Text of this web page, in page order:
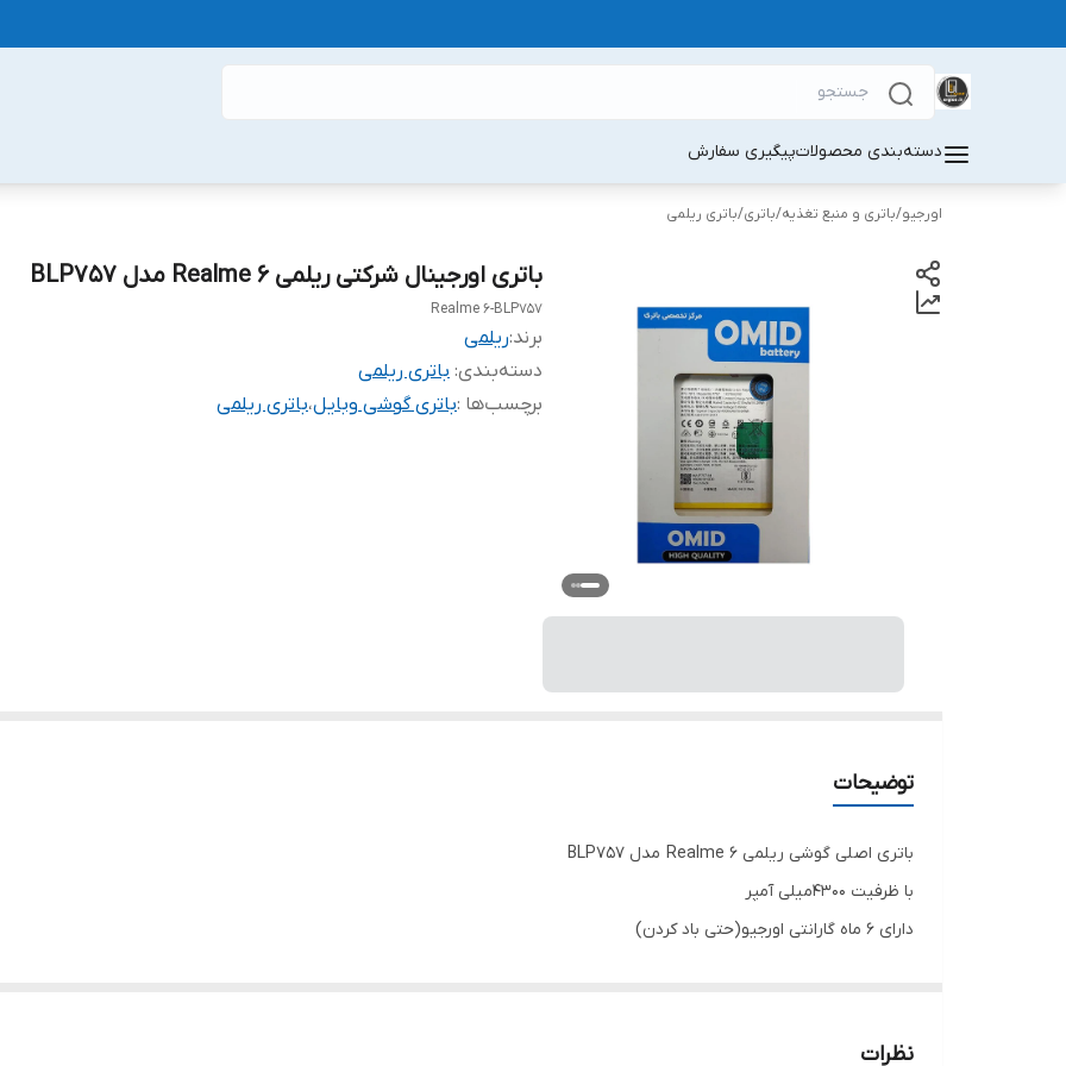
دسته‌بندی محصولاتپیگیری سفارش
اورجیو/باتری و منبع تغذیه/باتری/باتری ریلمی
باتری اورجینال شرکتی ریلمی Realme 6 مدل BLP757
Realme 6-BLP757
برند:ریلمی
دسته‌بندی: باتری ریلمی
برچسب‌ها :باتری گوشی وبایل،باتری ریلمی
توضیحات
باتری اصلی گوشی ریلمی Realme 6 مدل BLP757
با ظرفیت 4300میلی آمپر
دارای 6 ماه گارانتی اورجیو(حتی باد کردن)
نظرات